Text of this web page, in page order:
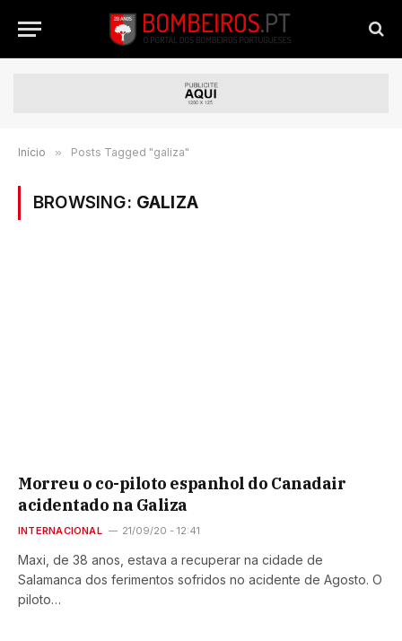
Início » Posts Tagged "galiza"
BROWSING: GALIZA
Morreu o co-piloto espanhol do Canadair
acidentado na Galiza
INTERNACIONAL 21/09/20 - 12:41
Maxi, de 38 anos, estava a recuperar na cidade de
Salamanca dos ferimentos sofridos no acidente de Agosto. O
piloto…